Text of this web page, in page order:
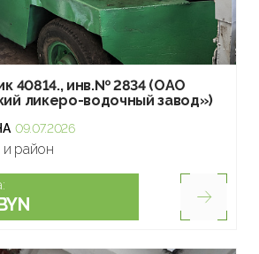
40814., инв.№ 2834 (ОАО
ликеро-водочный завод»)
09.07.2026
район